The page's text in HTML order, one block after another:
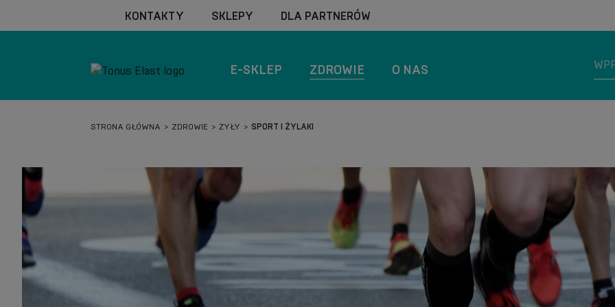
KONTAKTY SKLEPY DLA PARTNERÓW
E-SKLEP ZDROWIE O NAS
STRONA GŁÓWNA ZDROWIE ŻYŁY SPORT I ŻYLAKI